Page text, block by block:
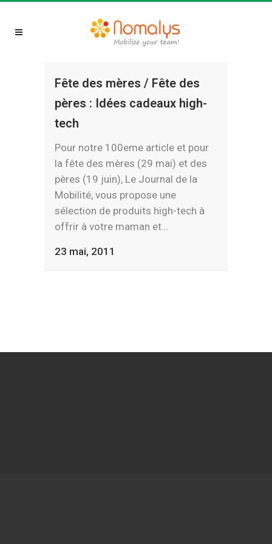
Fête des mères / Fête des
pères : Idées cadeaux high-
tech
Pour notre 100eme article et pour
la fête des mères (29 mai) et des
pères (19 juin), Le Journal de la
Mobilité, vous propose une
sélection de produits high-tech à
offrir à votre maman et...
23 mai, 2011